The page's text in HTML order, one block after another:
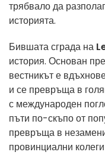
трябвало да
историята.
Бившата сграда на
история. Основан
вестникът е
и се превръща в
с международен
пъти по-скъпо от
превръща в
провинциални